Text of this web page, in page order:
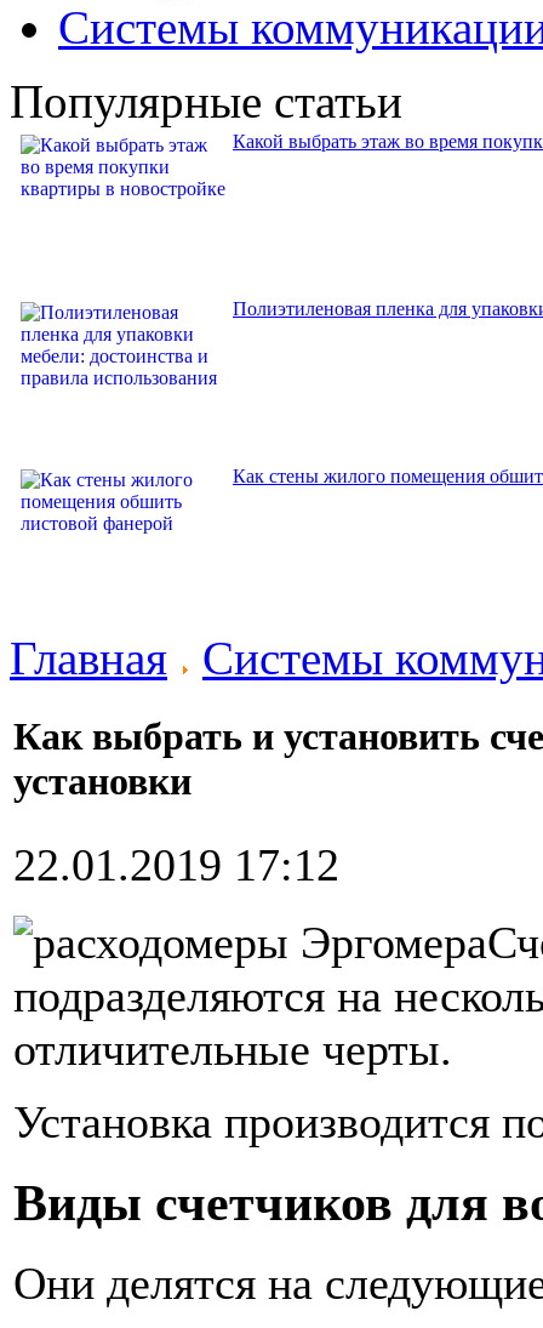
Системы
Популярные статьи
Какой выбрать этаж во время
Полиэтиленовая пленка для
Как стены жилого помещения
Главная Системы
Как выбрать и установить
установки
22.01.2019 17:12
подразделяются на
отличительные черты.
Установка производится
Виды счетчиков для
Они делятся на